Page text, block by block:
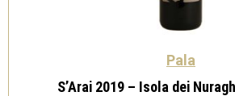
Pala
S’Arai 2019 – Isola dei